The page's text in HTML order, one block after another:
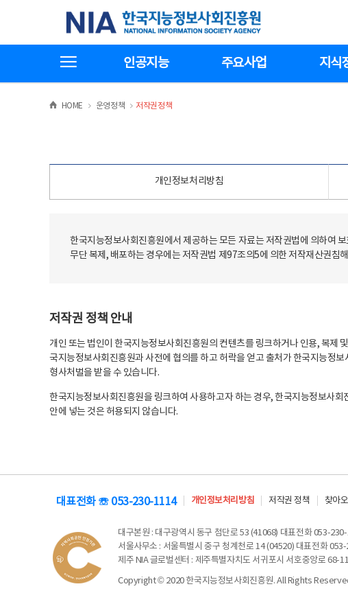
기
한국지능정보사회진흥원
인공지능 주요사업 지식
HOME >운영정책 >
저작권정책
개인정보처리방침
한국지능정보사회진흥원에서 제공하는 모든 자료는 저작권법에 의하여
무단 복제, 배포하는 경우에는 저작권법 제97조의5에 의한 저작재산권침
저작권 정책 안내
개인 또는 법인이 한국지능정보사회진흥원의 컨텐츠를 링크하거나 인용, 복제
국지능정보사회진흥원과 사전에 협의를 하고 허락을 얻고 출처가 한국지능정
형사처벌을 받을 수 있습니다.
한국지능정보사회진흥원을 링크하여 사용하고자 하는 경우, 한국지능정보사
안에 넣는 것은 허용되지 않습니다.
대표전화 ☏ 053-230-1114 개인정보처리방침 저작권 정책 찾아
대구본원 : 대구광역시 동구 첨단로 53 (41068) 대표전화 053-
서울사무소 : 서울특별시 중구 청계천로 14 (04520) 대표전화
제주 NIA 글로벌센터 : 제주특별자치도 서귀포시 서호중앙로 68-
Copyright © 2020 한국지능정보사회진흥원. All Rights